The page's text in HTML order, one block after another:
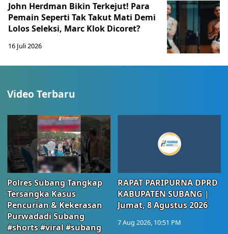
John Herdman Bikin Terkejut! Para
Pemain Seperti Tak Takut Mati Demi
Lolos Seleksi, Marc Klok Dicoret?
16 Juli 2026
Video Terbaru
Polres Subang Tangkap
Tersangka Kasus
Pencurian & Kekerasan
Purwadadi Subang
#shorts #viral #subang
RAPAT PARIPURNA DPRD
KABUPATEN SUBANG |
Jumat, 8 Agustus 2026
7 Aug 2026, 10:51 PM